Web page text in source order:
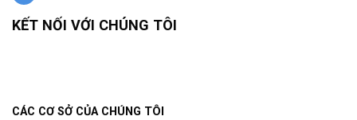
KẾT NỐI VỚI CHÚNG TÔI
CÁC CƠ SỞ CỦA CHÚNG TÔI